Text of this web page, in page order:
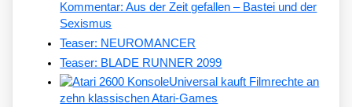
Kommentar: Aus der Zeit gefallen – Bastei und der
Sexismus
Teaser: NEUROMANCER
Teaser: BLADE RUNNER 2099
Universal kauft Filmrechte an
zehn klassischen Atari-Games